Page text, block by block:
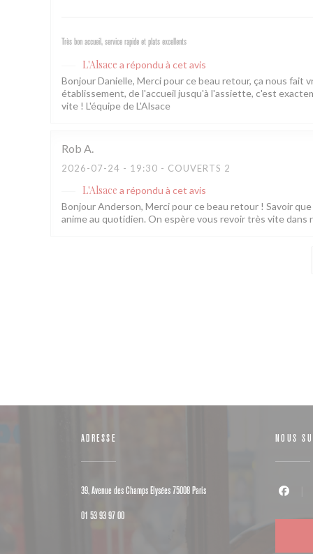
Très bon accueil, service rapide et plats excellents
L'Alsace a répondu à cet avis
Bonjour Danielle, Merci pour ce beau retour, ça nous fait
établissement, de l'accueil jusqu'à l'assiette, c'est
vite ! L'équipe de L'Alsace
Rob A
2026-07-24 - 19:30 - COUVERTS 2
L'Alsace a répondu à cet avis
Bonjour Anderson, Merci pour ce beau retour ! Savoir
anime au quotidien. On espère vous revoir très vite dans
ADRESSE
39, Avenue des Champs Elysées 75008 Paris((ouvre une nouvelle fenêtre))
01 53 93 97 00
NOUS